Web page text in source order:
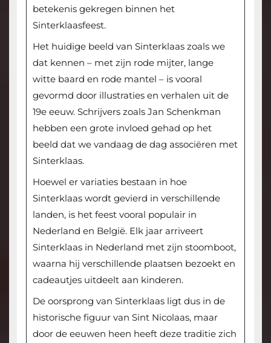
betekenis gekregen binnen het
Sinterklaasfeest.
Het huidige beeld van Sinterklaas zoals we
dat kennen – met zijn rode mijter, lange
witte baard en rode mantel – is vooral
gevormd door illustraties en verhalen uit de
19e eeuw. Schrijvers zoals Jan Schenkman
hebben een grote invloed gehad op het
beeld dat we vandaag de dag associëren met
Sinterklaas.
Hoewel er variaties bestaan in hoe
Sinterklaas wordt gevierd in verschillende
landen, is het feest vooral populair in
Nederland en België. Elk jaar arriveert
Sinterklaas in Nederland met zijn stoomboot,
waarna hij verschillende plaatsen bezoekt en
cadeautjes uitdeelt aan kinderen.
De oorsprong van Sinterklaas ligt dus in de
historische figuur van Sint Nicolaas, maar
door de eeuwen heen heeft deze traditie zich